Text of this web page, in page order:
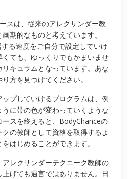
スは、従来のアレクサンダー教
期的なものと考えています。
る速度をご自分で設定していけ
ても、ゆっくりでもかまいませ
キュラムとなっています。あな
方を見つけてください。
プしていけるプログラムは、例
に帯の色が変わっていくような
ースを終えると、BodyChanceの
の教師として資格を取得するよ
はじめることができます。
レクサンダーテクニーク教師の
げても過言ではありません。日